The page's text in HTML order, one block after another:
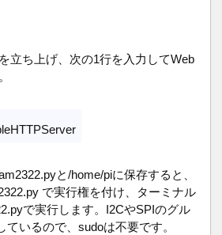
立ち上げ、次の1行を入力してWeb
と/home/piに保存すると、
で実行権を付け、ターミナル
で実行します。I2CやSPIのグル
ているので、sudoは不要です。